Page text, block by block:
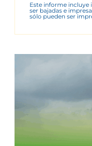
Este informe incluye
ser bajadas e
sólo pueden ser